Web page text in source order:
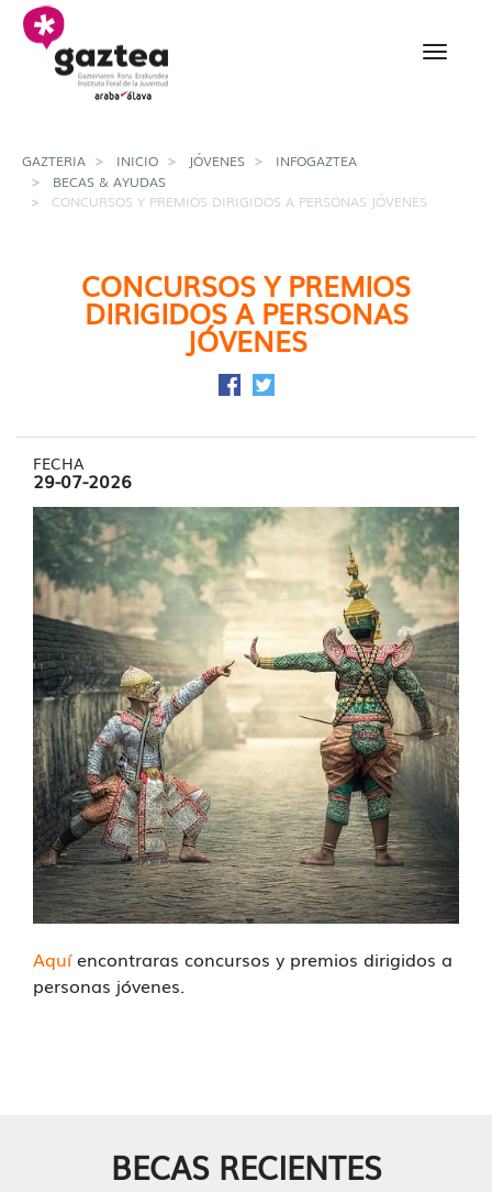
Saltar al contenido principal
Concursos y premios
GAZTERIA INICIO JÓVENES
INFOGAZTEA
BECAS & AYUDAS
CONCURSOS Y PREMIOS DIRIGIDOS A PERSONAS JÓVENES
CONCURSOS Y PREMIOS
DIRIGIDOS A PERSONAS
JÓVENES
Compartir en Facebook
Compartir en Twitter
FECHA
29-07-2026
Aquí encontraras concursos y premios dirigidos a
personas jóvenes.
BECAS RECIENTES